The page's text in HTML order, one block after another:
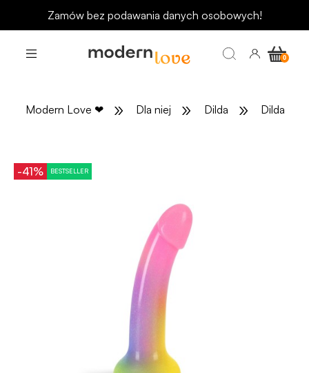
Odbierz rabat 15 zł na pierwsze zakupy
Modern Love ❤ » Dla niej » Dilda » Dilda
-41% BESTSELLER